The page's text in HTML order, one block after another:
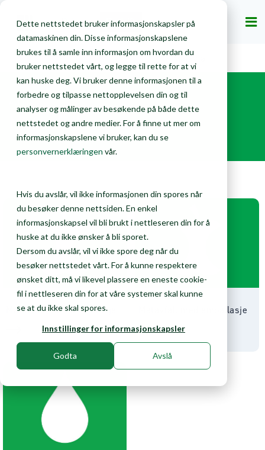
Dette nettstedet bruker informasjonskapsler på
datamaskinen din. Disse informasjonskapslene
brukes til å samle inn informasjon om hvordan du
bruker nettstedet vårt, og legge til rette for at vi
kan huske deg. Vi bruker denne informasjonen til a
forbedre og tilpasse nettopplevelsen din og til
analyser og målinger av besøkende på både dette
nettstedet og andre medier. For å finne ut mer om
informasjonskapslene vi bruker, kan du se
personvernerklæringen vår.
Hvis du avslår, vil ikke informasjonen din spores når
du besøker denne nettsiden. En enkel
informasjonskapsel vil bli brukt i nettleseren din for å
huske at du ikke ønsker å bli sporet.
Dersom du avslår, vil vi ikke spore deg når du
besøker nettstedet vårt. For å kunne respektere
ønsket ditt, må vi likevel plassere en eneste cookie-
fil i nettleseren din for at våre systemer skal kunne
se at du ikke skal spores.
Innstillinger for informasjonskapsler
Godta Avslå
Privat Bedrift
Bedrift Gjenvinning Avfallstyper Matavfall
Matavfall
Matavfall uten emballasje Matavfall med emballasje